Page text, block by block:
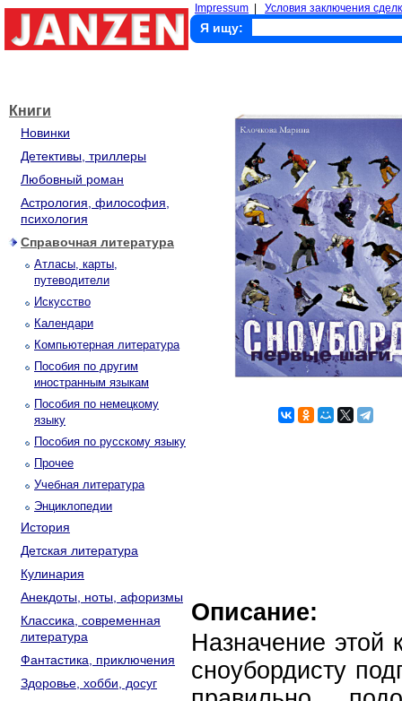
Impressum Условия заключения
Я ищу:
Книги
Новинки
Детективы, триллеры
Любовный роман
Астрология, философия,
психология
Справочная литература
Атласы, карты,
путеводители
Искусство
Календари
Компьютерная литература
Пособия по другим
иностранным языкам
Пособия по немецкому
языку
Пособия по русскому языку
Прочее
Учебная литература
Энциклопедии
История
Детская литература
Кулинария
Анекдоты, ноты, афоризмы
Классика, современная
литература
Фантастика, приключения
Здоровье, хобби, досуг
Описание:
Назначение этой
сноубордисту